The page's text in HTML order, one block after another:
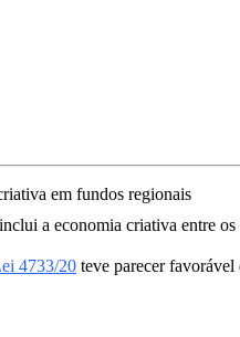
a economia criativa entre
4733/20 teve parecer favorável